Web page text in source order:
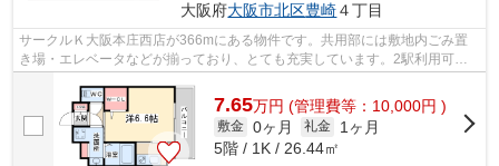
大阪府大阪市北区豊崎４丁目
サークルＫ大阪本庄西店が366mにある物件です。共用部には敷地内ごみ置
き場・エレベータなどが揃っており、とても充実しています。2駅利用可能
7.65万円 (管理費等：10,000円 )
敷金 0ヶ月 礼金
1ヶ月
5階 / 1K / 26.44㎡